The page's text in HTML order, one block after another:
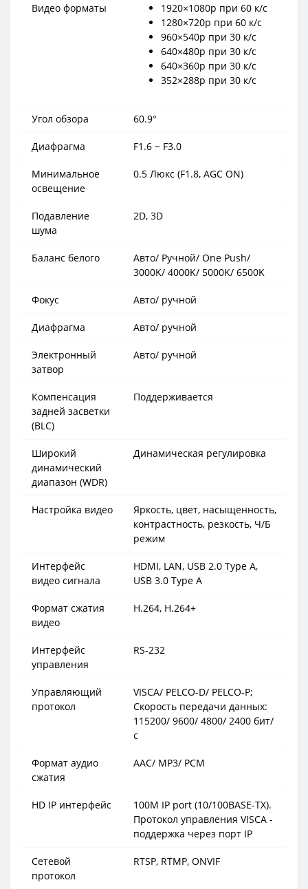
Видео форматы
1920×1080p при 60 к/с
1280×720p при 60 к/с
960×540p при 30 к/с
640×480p при 30 к/с
640×360p при 30 к/с
352×288p при 30 к/с
Угол обзора 60.9°
Диафрагма F1.6 ~ F3.0
Минимальное
освещение
0.5 Люкс (F1.8, AGC ON)
Подавление
шума
2D, 3D
Баланс белого
Авто/ Ручной/ One Push/
3000K/ 4000K/ 5000K/ 6500K
Фокус Авто/ ручной
Диафрагма Авто/ ручной
Электронный
затвор
Авто/ ручной
Компенсация
задней засветки
(BLC)
Поддерживается
Широкий
динамический
диапазон (WDR)
Динамическая регулировка
Настройка видео
Яркость, цвет, насыщенность,
контрастность, резкость, Ч/Б
режим
Интерфейс
видео сигнала
HDMI, LAN, USB 2.0 Type A,
USB 3.0 Type A
Формат сжатия
видео
H.264, H.264+
Интерфейс
управления
RS-232
Управляющий
протокол
VISCA/ PELCO-D/ PELCO-P;
Скорость передачи данных:
115200/ 9600/ 4800/ 2400 бит/
с
Формат аудио
сжатия
AAC/ MP3/ PCM
HD IP интерфейс
100M IP port (10/100BASE-TX).
Протокол управления VISCA -
поддержка через порт IP
Сетевой
протокол
RTSP, RTMP, ONVIF